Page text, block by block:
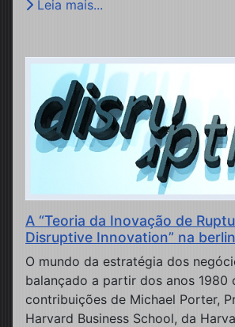
Leia mais...
A “Teoria da Inovação de
Disruptive Innovation” na
O mundo da estratégia dos
balançado a partir dos anos 1980
contribuições de Michael Porter,
Harvard Business School, da